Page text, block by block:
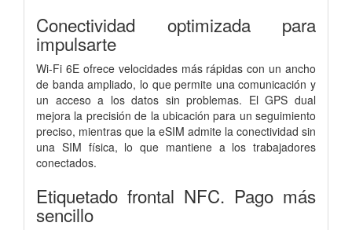
Conectividad optimizada para
impulsarte
Wi-Fi 6E ofrece velocidades más rápidas con un ancho
de banda ampliado, lo que permite una comunicación y
un acceso a los datos sin problemas. El GPS dual
mejora la precisión de la ubicación para un seguimiento
preciso, mientras que la eSIM admite la conectividad sin
una SIM física, lo que mantiene a los trabajadores
conectados.
Etiquetado frontal NFC. Pago más
sencillo